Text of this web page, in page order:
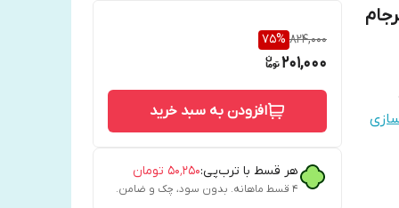
824,000
75%
201,000
افزودن به سبد خرید
هر قسط با ترب‌پی:۵۰٬۲۵۰ تومان
۴ قسط ماهانه. بدون سود، چک و ضامن.